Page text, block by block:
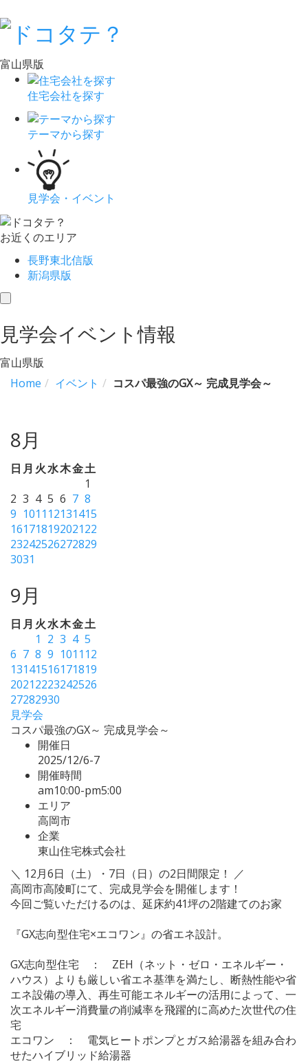
富山県版
住宅会社を探す
テーマから探す
見学会・イベント
お近くのエリア
長野東北信版
新潟県版
toggle
見学会イベント情報
富山県版
Home
イベント コスパ最強のGX～ 完成見学会～
8月
日 月 火水木金土
1
2 3 4 5 6 7 8
9 1011 12131415
16171819202122
23242526272829
3031
9月
日 月 火水木金土
1 2 3 4 5
6 7 8 9 1011 12
13141516171819
20212223242526
27282930
見学会
コスパ最強のGX～ 完成見学会～
開催日
2025/12/6-7
開催時間
am10:00-pm5:00
エリア
高岡市
企業
東山住宅株式会社
＼ 12月6日（土）・7日（日）の2日間限定！ ／
高岡市高陵町にて、完成見学会を開催します！
今回ご覧いただけるのは、延床約41坪の2階建てのお家
『GX志向型住宅×エコワン』の省エネ設計。
GX志向型住宅 ： ZEH（ネット・ゼロ・エネルギー・
ハウス）よりも厳しい省エネ基準を満たし、断熱性能や省
エネ設備の導入、再生可能エネルギーの活用によって、一
次エネルギー消費量の削減率を飛躍的に高めた次世代の住
宅
エコワン ： 電気ヒートポンプとガス給湯器を組み合わ
せたハイブリッド給湯器